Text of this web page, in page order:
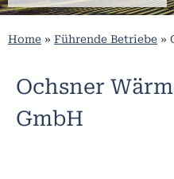
Home » Führende Betriebe »
Ochsner
GmbH